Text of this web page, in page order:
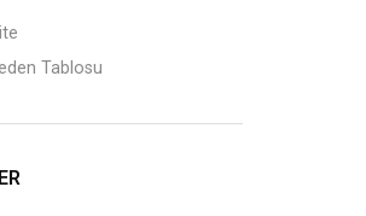
Tablosu